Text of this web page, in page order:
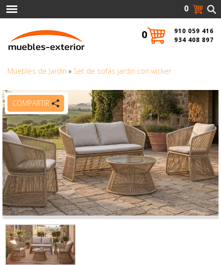
Muebles de Jardín » Set de sofás jardin con wicker
COMPARTIR
910 059 416
934 408 897
0
0